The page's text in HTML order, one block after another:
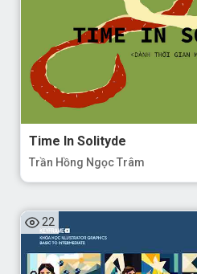
Time In Solityde
Trần Hồng Ngọc Trâm
22